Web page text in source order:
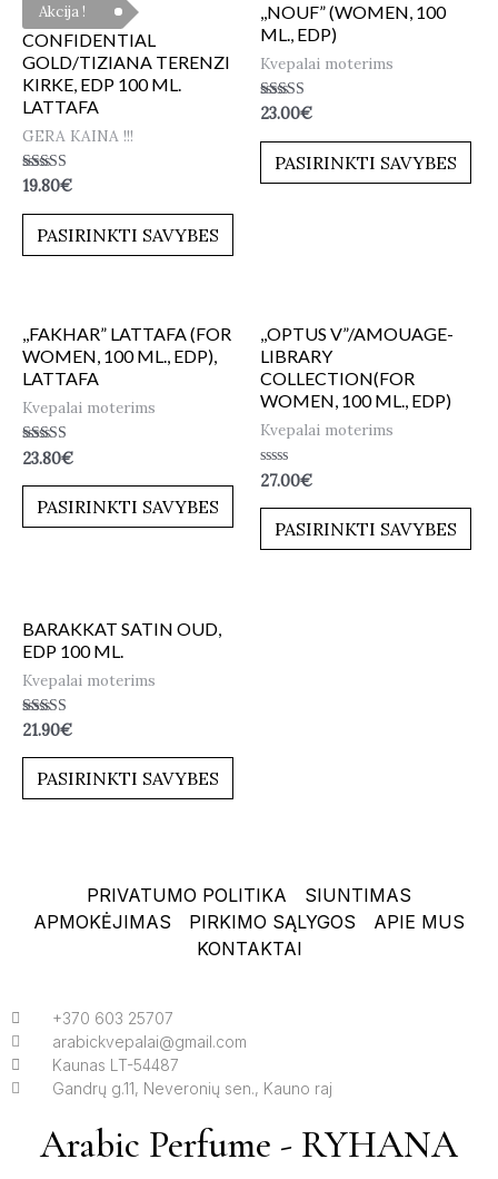
Akcija !
CONFIDENTIAL
GOLD/TIZIANA TERENZI
KIRKE, EDP 100 ML.
LATTAFA
GERA KAINA !!!
Įvertinimas:
iš 5
19.80€
PASIRINKTI SAVYBES
,,NOUF” (WOMEN, 100
ML., EDP)
Kvepalai moterims
Įvertinimas:
iš 5
23.00€
PASIRINKTI SAVYBES
,,FAKHAR” LATTAFA (FOR
WOMEN, 100 ML., EDP),
LATTAFA
Kvepalai moterims
Įvertinimas:
iš 5
23.80€
PASIRINKTI SAVYBES
,,OPTUS V”/AMOUAGE-
LIBRARY
COLLECTION(FOR
WOMEN, 100 ML., EDP)
Kvepalai moterims
Įvertinimas:
iš
27.00€
PASIRINKTI SAVYBES
BARAKKAT SATIN OUD,
EDP 100 ML.
Kvepalai moterims
Įvertinimas:
iš 5
21.90€
PASIRINKTI SAVYBES
PRIVATUMO POLITIKA
SIUNTIMAS
APMOKĖJIMAS
PIRKIMO SĄLYGOS
APIE MUS
KONTAKTAI
+370 603 25707
arabickvepalai@gmail.com
Kaunas LT-54487
Gandrų g.11, Neveronių sen., Kauno raj
Arabic Perfume - RYHANA